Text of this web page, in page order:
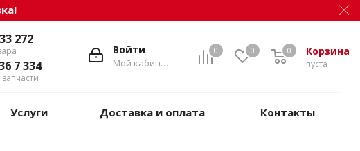
0 0 Корзина
пуста
0
Войти
Мой кабинет
272
7 334
Услуги Доставка и оплата Контакты